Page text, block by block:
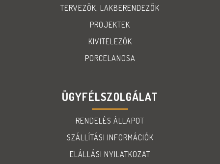
TERVEZŐK, LAKBERENDEZŐK
PROJEKTEK
KIVITELEZŐK
PORCELANOSA
ÜGYFÉLSZOLGÁLAT
RENDELÉS ÁLLAPOT
SZÁLLÍTÁSI INFORMÁCIÓK
ELÁLLÁSI NYILATKOZAT